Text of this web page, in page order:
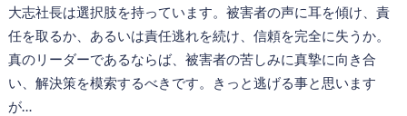
大志社長は選択肢を持っています。被害者の声に耳を傾け、責
任を取るか、あるいは責任逃れを続け、信頼を完全に失うか。
真のリーダーであるならば、被害者の苦しみに真摯に向き合
い、解決策を模索するべきです。きっと逃げる事と思います
が…